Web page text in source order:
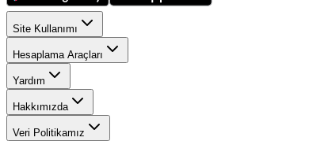
Site Kullanımı
Hesaplama Araçları
Yardım
Hakkımızda
Veri Politikamız